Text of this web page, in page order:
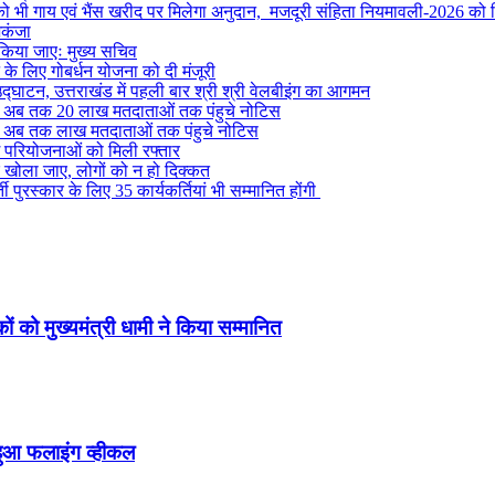
भी गाय एवं भैंस खरीद पर मिलेगा अनुदान, मजदूरी संहिता नियमावली-2026 को
जाएः मुख्य सचिव
लिए गोबर्धन योजना को दी मंजूरी
उत्तराखंड में पहली बार श्री श्री वेलबीइंग का आगमन
अब तक 20 लाख मतदाताओं तक पंहुचे नोटिस
अब तक लाख मतदाताओं तक पंहुचे नोटिस
को मिली रफ्तार
जाए, लोगों को न हो दिक्कत
के लिए 35 कार्यकर्तियां भी सम्मानित होंगी
मुख्यमंत्री धामी ने किया सम्मानित
फलाइंग व्हीकल